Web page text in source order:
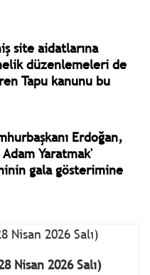
site aidatlarına
düzenlemeleri de
Tapu kanunu bu
Erdoğan,
Yaratmak'
gala gösterimine
Nisan 2026 Salı)